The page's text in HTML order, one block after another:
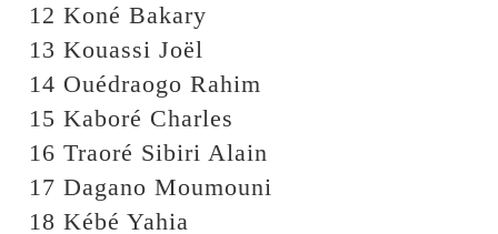
12 Koné Bakary
13 Kouassi Joël
14 Ouédraogo Rahim
15 Kaboré Charles
16 Traoré Sibiri Alain
17 Dagano Moumouni
18 Kébé Yahia